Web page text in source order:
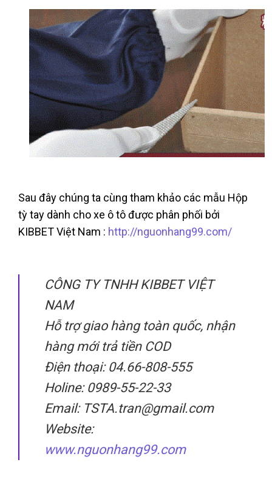
Sau đây chúng ta cùng tham khảo các mẫu Hộp
tỳ tay dành cho xe ô tô được phân phối bởi
KIBBET Việt Nam : http://nguonhang99.com/
CÔNG TY TNHH KIBBET VIỆT
NAM
Hỗ trợ giao hàng toàn quốc, nhận
hàng mới trả tiền COD
Điện thoại: 04.66-808-555
Holine: 0989-55-22-33
Email: TSTA.tran@gmail.com
Website:
www.nguonhang99.com